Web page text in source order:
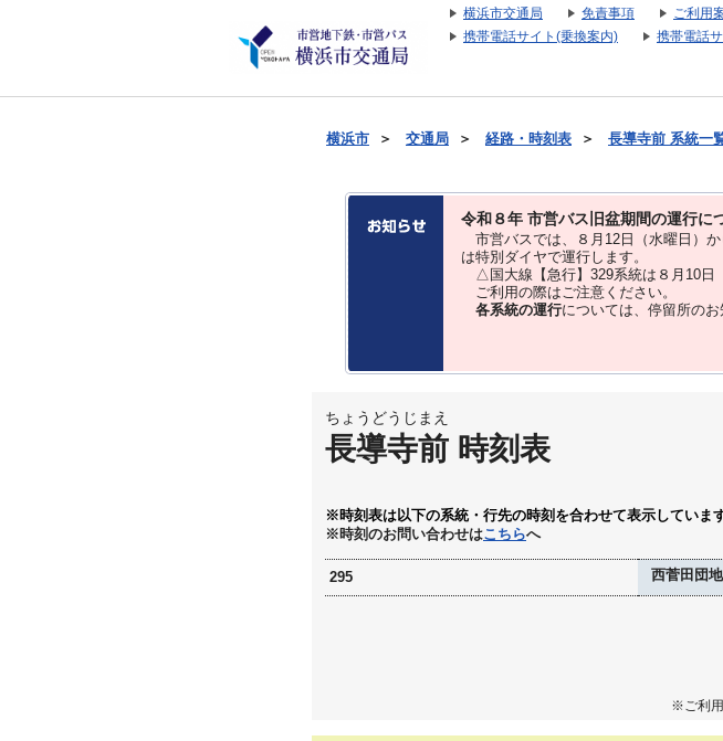
横浜市交通局 免責事項 ご利用
携帯電話サイト(乗換案内)
携帯電話
横浜市 ＞ 交通局 ＞ 経路・時刻表 ＞ 長導寺前 系統一
令和８年 市営バス旧盆期間の運行に
市営バスでは、８⽉12⽇（水曜日）
は特別ダイヤで運⾏します。
△国大線【急行】329系統は８月10日
ご利用の際はご注意ください。
各系統の運行については、停留所のお
ちょうどうじまえ
長導寺前 時刻表
※時刻表は以下の系統・行先の時刻を合わせて表示していま
※時刻のお問い合わせはこちらへ
295 西菅田団
※ご利用